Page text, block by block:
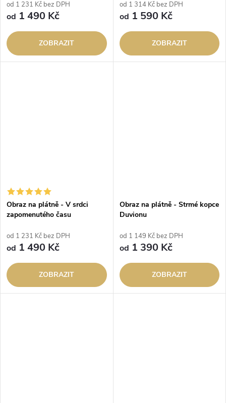
od 1 231 Kč bez DPH
od 1 490 Kč
ZOBRAZIT
od 1 314 Kč bez DPH
od 1 590 Kč
ZOBRAZIT
Obraz na plátně - V srdci
zapomenutého času
od 1 231 Kč bez DPH
od 1 490 Kč
ZOBRAZIT
Obraz na plátně - Strmé kopce
Duvionu
od 1 149 Kč bez DPH
od 1 390 Kč
ZOBRAZIT